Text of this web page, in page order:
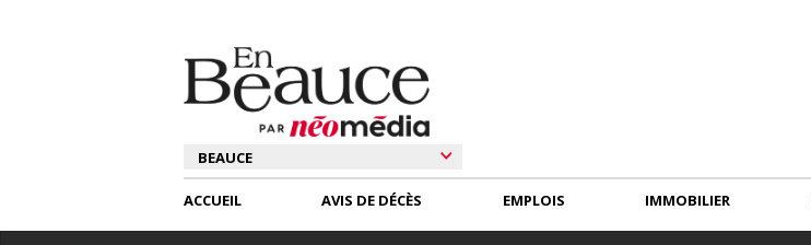
ACCUEIL AVIS DE DÉCÈS EMPLOIS IMMOBILIER